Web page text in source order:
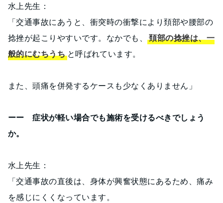
水上先生：
「交通事故にあうと、衝突時の衝撃により頚部や腰部の
捻挫が起こりやすいです。なかでも、頚部の捻挫は、一
般的にむちうちと呼ばれています。
また、頭痛を併発するケースも少なくありません」
ーー 症状が軽い場合でも施術を受けるべきでしょう
か。
水上先生：
「交通事故の直後は、身体が興奮状態にあるため、痛み
を感じにくくなっています。